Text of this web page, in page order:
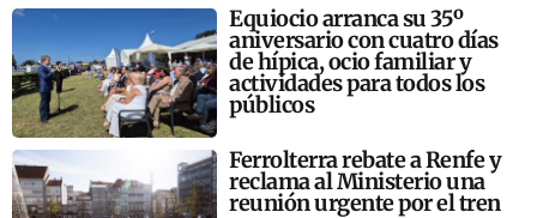
Equiocio arranca su 35º
aniversario con cuatro días
de hípica, ocio familiar y
actividades para todos los
públicos
Ferrolterra rebate a Renfe y
reclama al Ministerio una
reunión urgente por el tren